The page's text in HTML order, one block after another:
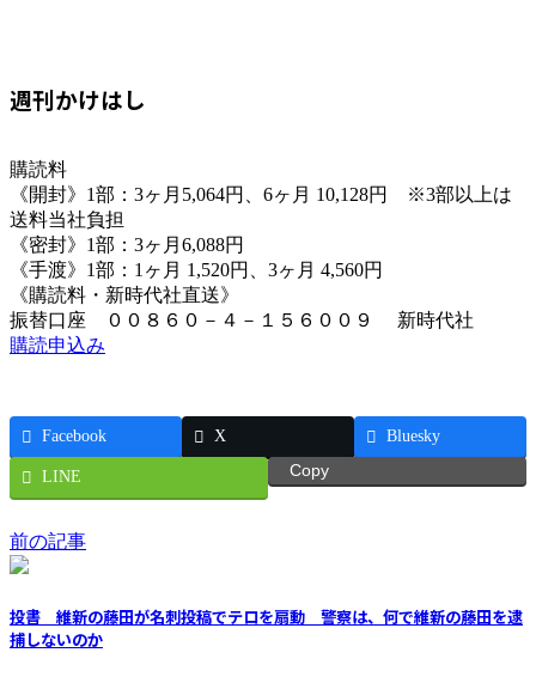
週刊かけはし
購読料
《開封》1部：3ヶ月5,064円、6ヶ月 10,128円 ※3部以上は
送料当社負担
《密封》1部：3ヶ月6,088円
《手渡》1部：1ヶ月 1,520円、3ヶ月 4,560円
《購読料・新時代社直送》
振替口座 ００８６０－４－１５６００９ 新時代社
購読申込み
Facebook X Bluesky
LINE Copy
前の記事
投書 維新の藤田が名刺投稿でテロを扇動 警察は、何で維新の藤田を逮
捕しないのか